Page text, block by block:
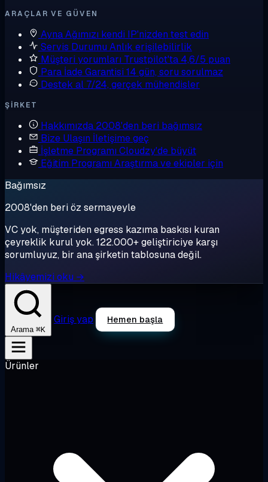
ARAÇLAR VE GÜVEN
AynaAğımızı kendi IP'nizden test edin
Servis Durumu Anlık erişilebilirlik
Müşteri yorumları Trustpilot'ta 4,6/5 puan
Para İade Garantisi 14 gün, soru sorulmaz
Destek al 7/24, gerçek mühendisler
ŞIRKET
Hakkımızda 2008'den beri bağımsız
Bize Ulaşın İletişime geç
İşletme Programı Cloudzy'de büyüt
Eğitim Programı Araştırma ve ekipler için
Bağımsız
2008'den beri öz sermayeyle
VC yok, müşteriden egress kazıma baskısı kuran
çeyreklik kurul yok. 122.000+ geliştiriciye karşı
sorumluyuz, bir ana şirketin tablosuna değil.
Hikâyemizi oku →
Arama ⌘K
Giriş yap Hemen başla
Ürünler